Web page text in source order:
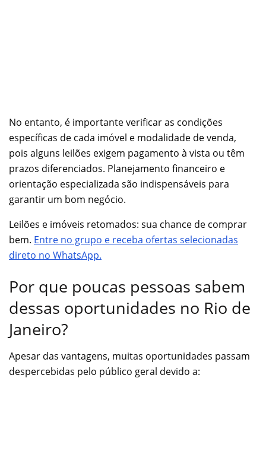
No entanto, é importante verificar as condições
específicas de cada imóvel e modalidade de venda,
pois alguns leilões exigem pagamento à vista ou têm
prazos diferenciados. Planejamento financeiro e
orientação especializada são indispensáveis para
garantir um bom negócio.
Leilões e imóveis retomados: sua chance de comprar
bem. Entre no grupo e receba ofertas selecionadas
direto no WhatsApp.
Por que poucas pessoas sabem
dessas oportunidades no Rio de
Janeiro?
Apesar das vantagens, muitas oportunidades passam
despercebidas pelo público geral devido a: